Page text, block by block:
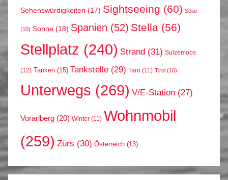
Sehenswürdigkeiten (17) Sightseeing (60) Solar
(10) Sonne (18) Spanien (52) Stella (56)
Stellplatz (240) Strand (31) Sulzemoos
(12) Tanken (15) Tankstelle (29) Tarn (11) Tirol (10)
Unterwegs (269) V/E-Station (27)
Vorarlberg (20) Winter (11) Wohnmobil
(259) Zürs (30) Österreich (13)